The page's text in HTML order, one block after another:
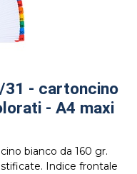
31 - cartoncino
- A4 maxi
bianco da 160 gr.
Indice frontale